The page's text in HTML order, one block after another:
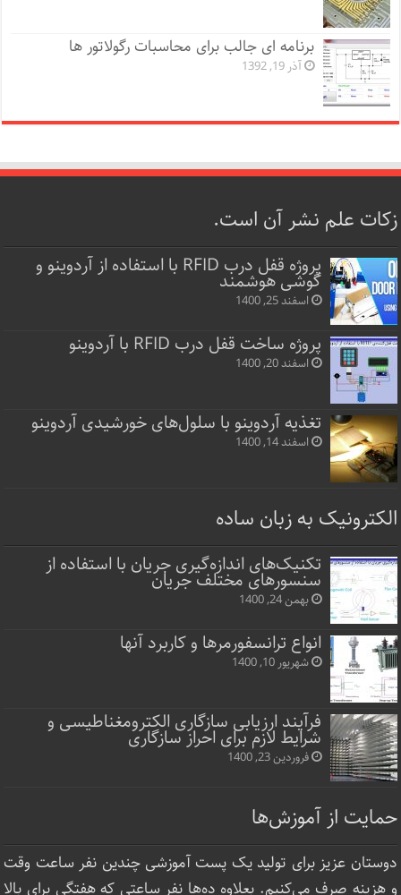
برنامه ای جالب برای محاسبات رگولاتور ها
آذر 19, 1392
زکات علم نشر آن است.
پروژه قفل‌ درب RFID با استفاده از آردوینو و
گوشی هوشمند
اسفند 25, 1400
پروژه ساخت قفل‌ درب RFID با آردوینو
اسفند 20, 1400
تغذیه آردوینو با سلول‌های خورشیدی آردوینو
اسفند 14, 1400
الکترونیک به زبان ساده
تکنیک‌های اندازه‌گیری جریان با استفاده از
سنسورهای مختلف جریان
بهمن 24, 1400
انواع ترانسفورمرها و کاربرد آنها
شهریور 10, 1400
فرآیند ارزیابی سازگاری الکترومغناطیسی و
شرایط لازم برای احراز سازگاری
فروردین 23, 1400
حمایت از آموزش‌ها
دوستان عزیز برای تولید یک پست آموزشی چندین نفر ساعت‌ وقت
و هزینه صرف می‌کنیم. بعلاوه ده‌ها نفر ساعتی که هفتگی برای بالا